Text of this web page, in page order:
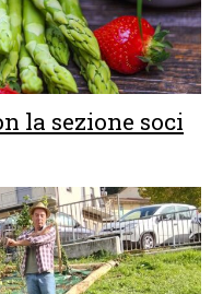
la sezione soci